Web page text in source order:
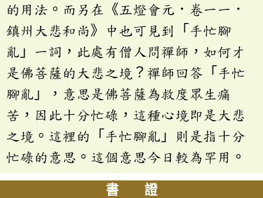
的用法。而另在《五燈會元．卷一一．
鎮州大悲和尚》中也可見到「手忙腳
亂」一詞，此處有僧人問禪師，如何才
是佛菩薩的大悲之境？禪師回答「手忙
腳亂」，意思是佛菩薩為救度眾生痛
苦，因此十分忙碌，這種心境即是大悲
之境。這裡的「手忙腳亂」則是指十分
忙碌的意思。這個意思今日較為罕用。
書 證